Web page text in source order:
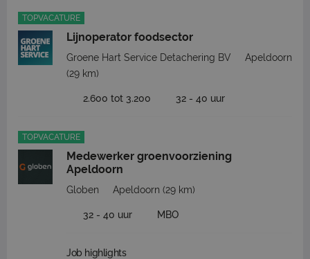
TOPVACATURE
Lijnoperator foodsector
Groene Hart Service Detachering BV
Apeldoorn
(29 km)
2.600 tot 3.200 32 - 40 uur
TOPVACATURE
Medewerker groenvoorziening
Apeldoorn
Globen Apeldoorn (29 km)
32 - 40 uur MBO
Job highlights